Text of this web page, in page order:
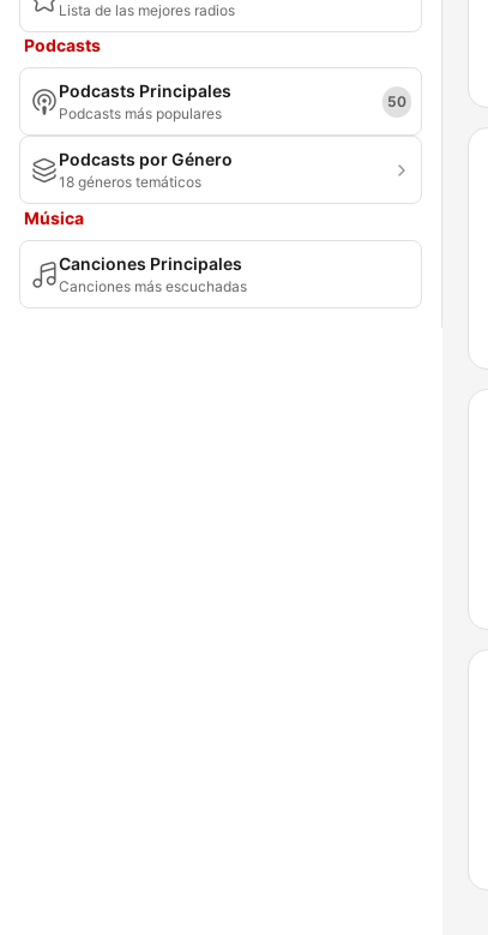
Lista de las mejores radios
Podcasts
Podcasts Principales
Podcasts más populares
50
Podcasts por Género
18 géneros temáticos
Música
Canciones Principales
Canciones más escuchadas